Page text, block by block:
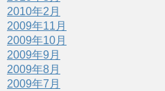
2010年2月
2009年11月
2009年10月
2009年9月
2009年8月
2009年7月